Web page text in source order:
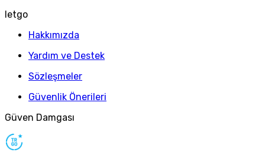
letgo
Hakkımızda
Yardım ve Destek
Sözleşmeler
Güvenlik Önerileri
Güven Damgası